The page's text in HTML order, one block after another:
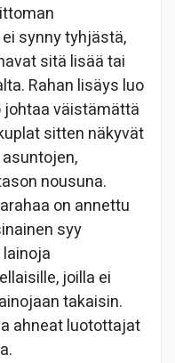
synny tyhjästä,
sitä lisää tai
Rahan lisäys luo
väistämättä
sitten näkyvät
nousuna.
on annettu
syy
joilla ei
takaisin.
ahneat luotottajat